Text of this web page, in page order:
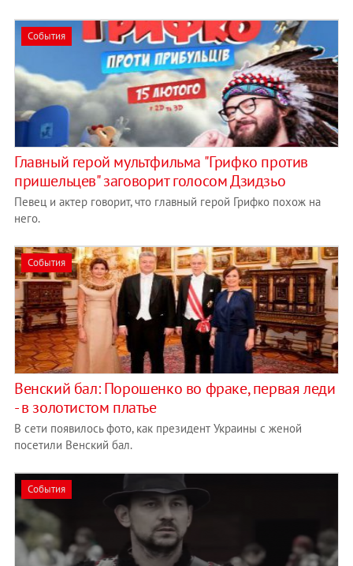
События
Главный герой мультфильма "Грифко против
пришельцев" заговорит голосом Дзидзьо
Певец и актер говорит, что главный герой Грифко похож на
него.
События
Венский бал: Порошенко во фраке, первая леди
- в золотистом платье
В сети появилось фото, как президент Украины с женой
посетили Венский бал.
События